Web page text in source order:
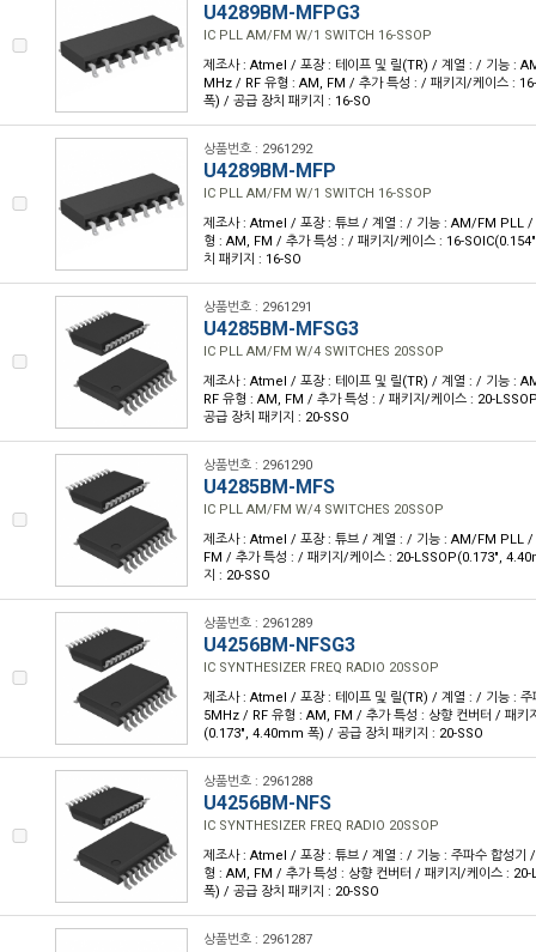
U4289BM-MFPG3
IC PLL AM/FM W/1 SWITCH 16-SSOP
제조사 : Atmel / 포장 : 테이프 및 릴(TR) / 계열 : / 기능 :
MHz / RF 유형 : AM, FM / 추가 특성 : / 패키지/케이스 :
폭) / 공급 장치 패키지 : 16-SO
상품번호 : 2961292
U4289BM-MFP
IC PLL AM/FM W/1 SWITCH 16-SSOP
제조사 : Atmel / 포장 : 튜브 / 계열 : / 기능 : AM/FM PLL
형 : AM, FM / 추가 특성 : / 패키지/케이스 : 16-
치 패키지 : 16-SO
상품번호 : 2961291
U4285BM-MFSG3
IC PLL AM/FM W/4 SWITCHES 20SSOP
제조사 : Atmel / 포장 : 테이프 및 릴(TR) / 계열 : / 기능 :
RF 유형 : AM, FM / 추가 특성 : / 패키지/케이스 : 20-
공급 장치 패키지 : 20-SSO
상품번호 : 2961290
U4285BM-MFS
IC PLL AM/FM W/4 SWITCHES 20SSOP
제조사 : Atmel / 포장 : 튜브 / 계열 : / 기능 : AM/FM PLL /
FM / 추가 특성 : / 패키지/케이스 : 20-LSSOP(0.173",
지 : 20-SSO
상품번호 : 2961289
U4256BM-NFSG3
IC SYNTHESIZER FREQ RADIO 20SSOP
제조사 : Atmel / 포장 : 테이프 및 릴(TR) / 계열 : / 기능 : 주
5MHz / RF 유형 : AM, FM / 추가 특성 : 상향 컨버터 / 패키
(0.173", 4.40mm 폭) / 공급 장치 패키지 : 20-SSO
상품번호 : 2961288
U4256BM-NFS
IC SYNTHESIZER FREQ RADIO 20SSOP
제조사 : Atmel / 포장 : 튜브 / 계열 : / 기능 : 주파수 합성기
형 : AM, FM / 추가 특성 : 상향 컨버터 / 패키지/케이스 :
폭) / 공급 장치 패키지 : 20-SSO
상품번호 : 2961287